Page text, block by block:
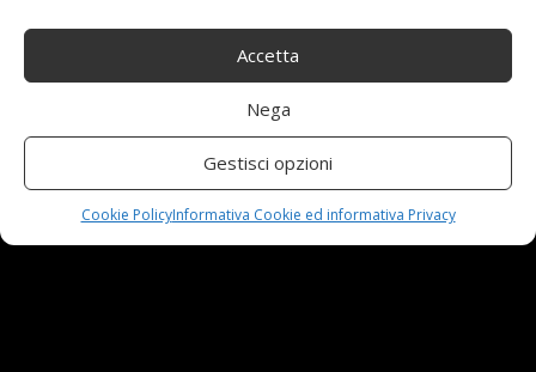
Accetta
Nega
Gestisci opzioni
Cookie PolicyInformativa Cookie ed informativa Privacy
Automobili e sicurezza: l’importanza della
manutenzione
23 Aprile,2024